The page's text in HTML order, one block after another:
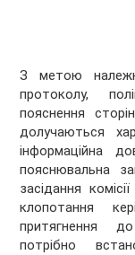
З метою
протоколу,
пояснення
долучаються
інформаційна
пояснювальна
засідання
клопотання
притягнення
потрібно